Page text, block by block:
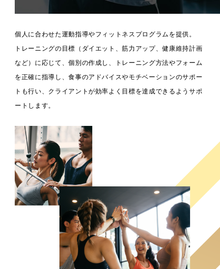
個人に合わせた運動指導やフィットネスプログラムを提供。
トレーニングの目標（ダイエット、筋力アップ、健康維持計画
など）に応じて、個別の作成し、トレーニング方法やフォーム
を正確に指導し、食事のアドバイスやモチベーションのサポー
トも行い、クライアントが効率よく目標を達成できるようサポ
ートします。